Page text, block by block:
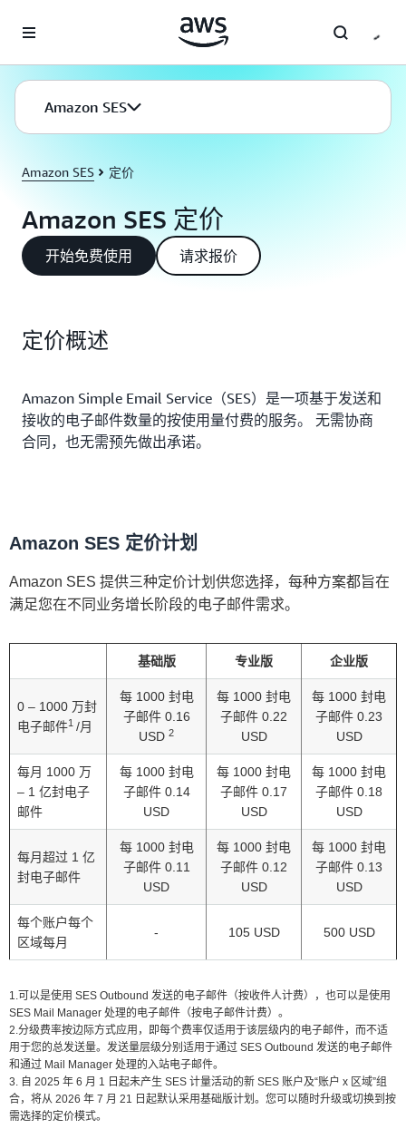
Amazon SES
Amazon SES 定价
Amazon SES 定价
开始免费使用 请求报价
定价概述
Amazon Simple Email Service（SES）是一项基于发送和
接收的电子邮件数量的按使用量付费的服务。 无需协商
合同，也无需预先做出承诺。
Amazon SES 定价计划
Amazon SES 提供三种定价计划供您选择，每种方案都旨在
满足您在不同业务增长阶段的电子邮件需求。
基础版 专业版 企业版
0 – 1000 万封
电子邮件1 /月
每 1000 封电
子邮件 0.16
USD 2
每 1000 封电
子邮件 0.22
USD
每 1000 封电
子邮件 0.23
USD
每月 1000 万
– 1 亿封电子
邮件
每 1000 封电
子邮件 0.14
USD
每 1000 封电
子邮件 0.17
USD
每 1000 封电
子邮件 0.18
USD
每月超过 1 亿
封电子邮件
每 1000 封电
子邮件 0.11
USD
每 1000 封电
子邮件 0.12
USD
每 1000 封电
子邮件 0.13
USD
每个账户每个
区域每月
- 105 USD 500 USD
1.可以是使用 SES Outbound 发送的电子邮件（按收件人计费），也可以是使用
SES Mail Manager 处理的电子邮件（按电子邮件计费）。
2.分级费率按边际方式应用，即每个费率仅适用于该层级内的电子邮件，而不适
用于您的总发送量。发送量层级分别适用于通过 SES Outbound 发送的电子邮件
和通过 Mail Manager 处理的入站电子邮件。
3. 自 2025 年 6 月 1 日起未产生 SES 计量活动的新 SES 账户及“账户 x 区域”组
合，将从 2026 年 7 月 21 日起默认采用基础版计划。您可以随时升级或切换到按
需选择的定价模式。